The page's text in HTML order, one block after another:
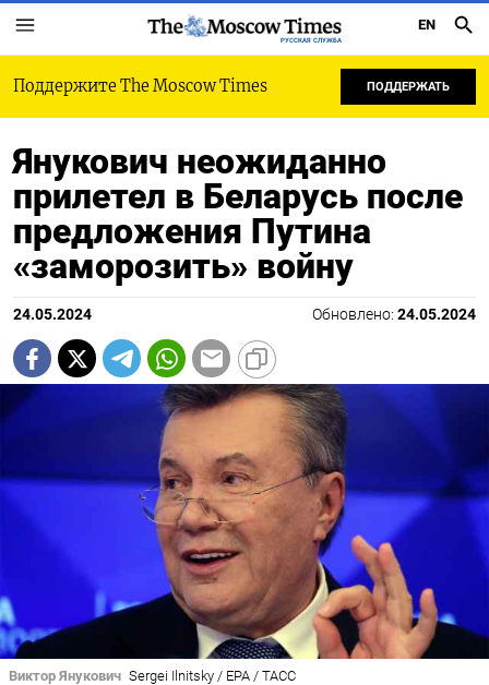
РУССКАЯ СЛУЖБА
EN
Поддержите The Moscow Times ПОДДЕРЖАТЬ
Янукович неожиданно
прилетел в Беларусь после
предложения Путина
«заморозить» войну
24.05.2024 Обновлено: 24.05.2024
Виктор Янукович Sergei Ilnitsky / EPA / ТАСС